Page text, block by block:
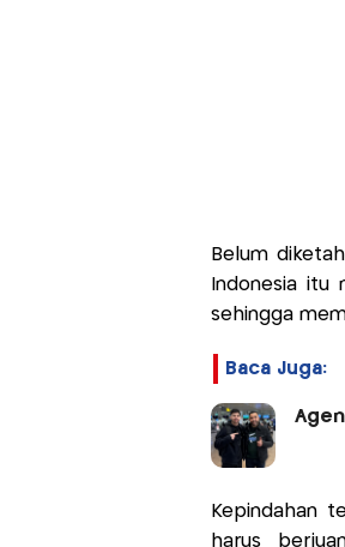
Belum
Indonesia itu
sehingga
Baca Juga:
Kepindahan
harus